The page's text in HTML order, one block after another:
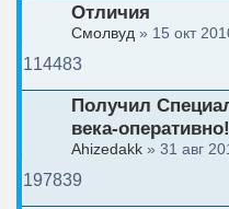
Отличия
Смолвуд » 15 окт
114483
Получил
века-
Ahizedakk » 31 авг
197839